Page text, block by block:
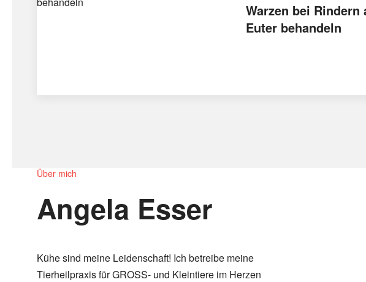
Warzen bei Rindern
Euter behandeln
Über mich
Angela Esser
Kühe sind meine Leidenschaft! Ich betreibe meine
Tierheilpraxis für GROSS- und Kleintiere im Herzen